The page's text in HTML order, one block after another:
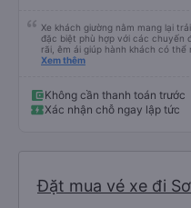
Xe khách giường nằm mang lại
đặc biệt phù hợp với các chuyến
rãi, êm ái giúp hành khách có thể
thông thường. Hệ thống điều hòa hoạt động ổn định, xe vận hành êm, ít rung
ngũ tài xế và phụ xe phục vụ
toàn cho hành khách. Xe xuất
việc ăn uống và vệ sinh. Với giá vé hợp lý, chất lượng phục vụ tốt, xe khách
Xem thêm
Không cần thanh toán trước
Xác nhận chỗ ngay lập tức
Đặt mua vé xe đi